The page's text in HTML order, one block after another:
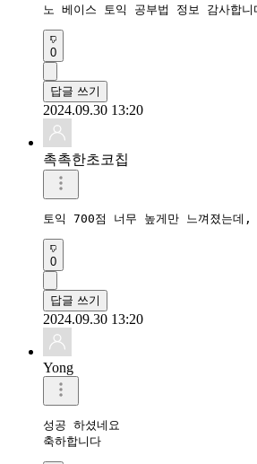
노 베이스 토익 공부법 정보 감사합니
0
답글 쓰기
2024.09.30 13:20
촉촉한초코칩
토익 700점 너무 높게만 느껴졌는데,
0
답글 쓰기
2024.09.30 13:20
Yong
성공 하셨네요
축하합니다